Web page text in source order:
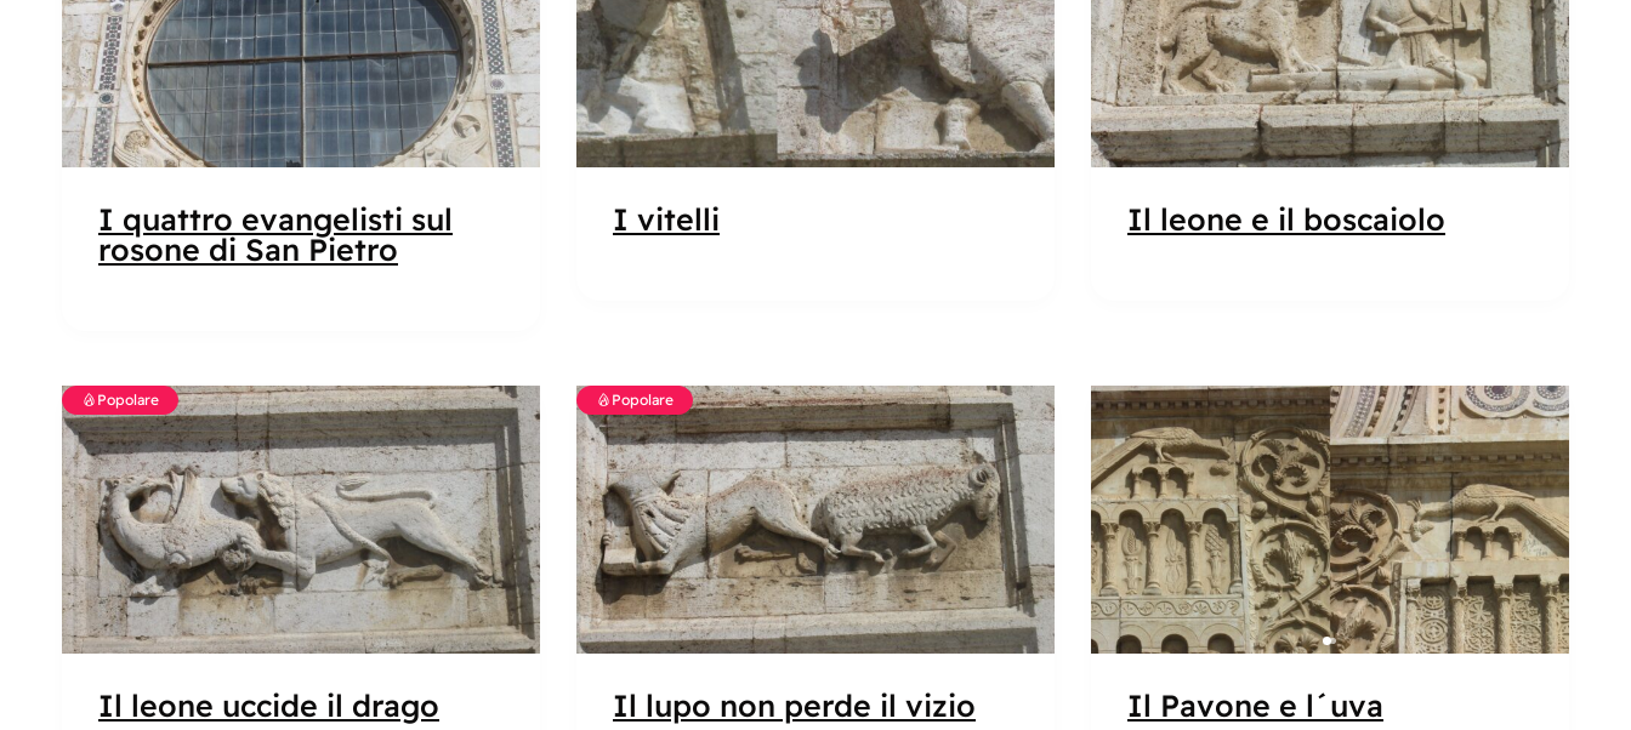
I quattro evangelisti sul
rosone di San Pietro
I vitelli Il leone e il boscaiolo
Popolare
Il leone uccide il drago
Popolare
Il lupo non perde il vizio
Popolare
Il Pavone e l´uva